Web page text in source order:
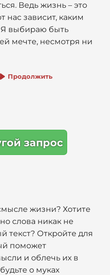
Ведь жизнь – это
нас зависит, каким
Я выбираю быть
мечте, несмотря ни
Продолжить
запрос
жизни? Хотите
слова никак не
текст? Откройте для
поможет
и облечь их в
о муках